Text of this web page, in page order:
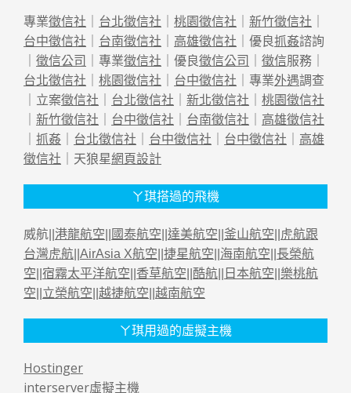
專業徵信社 ｜ 台北徵信社 ｜ 桃園徵信社 ｜ 新竹徵信社 ｜
台中徵信社 ｜ 台南徵信社 ｜ 高雄徵信社 ｜優良抓姦諮詢
｜ 徵信公司 ｜專業徵信社 ｜優良徵信公司 ｜ 徵信服務｜
台北徵信社 ｜ 桃園徵信社 ｜ 台中徵信社 ｜專業外遇調查
｜立案徵信社 ｜ 台北徵信社 ｜ 新北徵信社 ｜ 桃園徵信社
｜ 新竹徵信社 ｜ 台中徵信社 ｜ 台南徵信社 ｜ 高雄徵信社
｜ 抓姦 ｜ 台北徵信社 ｜ 台中徵信社 ｜ 台中徵信社 ｜ 高雄
徵信社 ｜天狼星網頁設計
ㄚ琪搭過的飛機
威航|| 港龍航空 國泰航空 達美航空 釜山航空
虎航跟
台灣虎航 AirAsia X航空 捷星航空 海南航空 長榮航
空 宿霧太平洋航空 香草航空 酷航 日本航空 樂桃航
空 立榮航空 越捷航空 越南航空
ㄚ琪用過的虛擬主機
Hostinger
interserver虛擬主機